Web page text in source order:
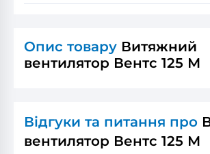
Опис товару Витяжний
вентилятор Вентс 125 М
Відгуки та питання про
вентилятор Вентс 125 М